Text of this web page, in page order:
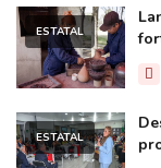
ESTATAL
ESTATAL